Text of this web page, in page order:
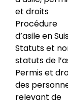
et droits
Procédure
d’asile en
Statuts et
statuts de
Permis et
des
relevant de